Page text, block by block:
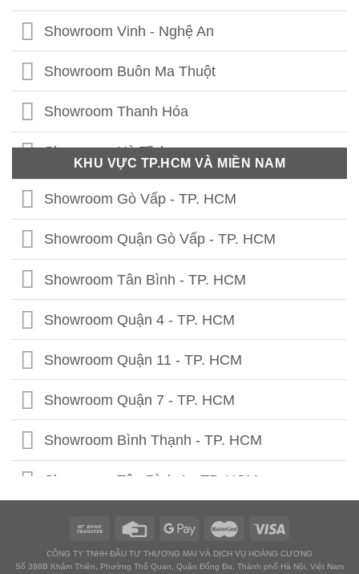
Showroom Hưng Yên
Showroom Thái Bình
Showroom Vĩnh Phúc
Showroom Thái Nguyên
Showroom Phú Thọ
Showroom Tuyên Quang
Showroom Hà Giang
Showroom Cao Bằng
Showroom Lạng Sơn
Showroom Bắc Kạn
Showroom Bắc Giang
Showroom Lào Cai
Showroom Lai Châu
Showroom Yên Bái
Showroom Vinh - Nghệ An
Showroom Buôn Ma Thuột
Showroom Thanh Hóa
Showroom Hà Tĩnh
Showroom Quảng Bình
Showroom Quảng Trị
Showroom Thừa Thiên Huế
Showroom Quảng Nam
Showroom Quảng Ngãi
Showroom Bình Định
Showroom Phú Yên
Showroom Ninh Thuận
Showroom Kon Tum
KHU VỰC TP.HCM VÀ MIỀN NAM
Showroom Gò Vấp - TP. HCM
Showroom Quận Gò Vấp - TP. HCM
Showroom Tân Bình - TP. HCM
Showroom Quận 4 - TP. HCM
Showroom Quận 11 - TP. HCM
Showroom Quận 7 - TP. HCM
Showroom Bình Thạnh - TP. HCM
Showroom Tân Bình 1 - TP. HCM
Showroom Tân Bình 2 - TP. HCM
Showroom Thuận An - Bình Dương
CÔNG TY TNHH ĐẦU TƯ THƯƠNG MẠI VÀ DỊCH VỤ HOÀNG CƯƠNG
Số 398B Khâm Thiên, Phường Thổ Quan, Quận Đống Đa, Thành phố Hà Nội, Việt Nam